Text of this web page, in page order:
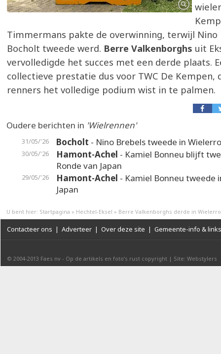
Timmermans pakte de overwinning, terwijl Nino
Bocholt tweede werd. Berre Valkenborghs uit
vervolledigde het succes met een derde plaats.
collectieve prestatie dus voor TWC De Kempen,
renners het volledige podium wist in te palmen.
Oudere berichten in 'Wielrennen'
31/05/'26 Bocholt - Nino Brebels tweede in
30/05/'26 Hamont-Achel - Kamiel Bonneu blijft
Ronde van Japan
29/05/'26 Hamont-Achel - Kamiel Bonneu tweede
Japan
U bent hier: Startpagina » Hechtel-Eksel » Berre Valkenborghs derde in
Contacteer ons | Adverteer | Over deze site | Gemeente-info & links
© 2004-2013 Faes nv - Op de artikels en foto’s rust copyright | Site: Webstylers